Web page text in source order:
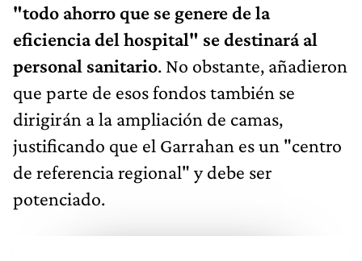
"todo ahorro que se genere de la
eficiencia del hospital" se destinará al
personal sanitario. No obstante, añadieron
que parte de esos fondos también se
dirigirán a la ampliación de camas,
justificando que el Garrahan es un "centro
de referencia regional" y debe ser
potenciado.